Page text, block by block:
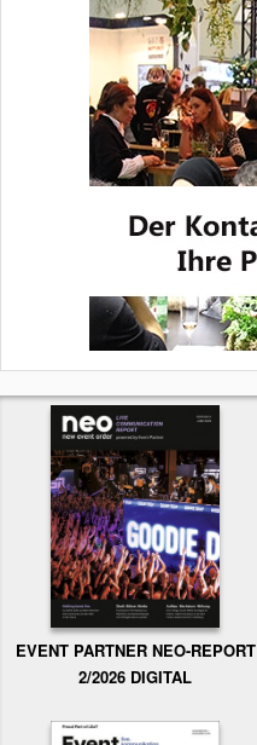
EVENT PARTNER NEO-REPORT
2/2026 DIGITAL